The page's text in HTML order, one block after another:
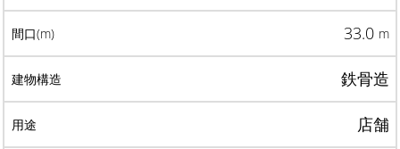
33.0 m
鉄骨造
店舗